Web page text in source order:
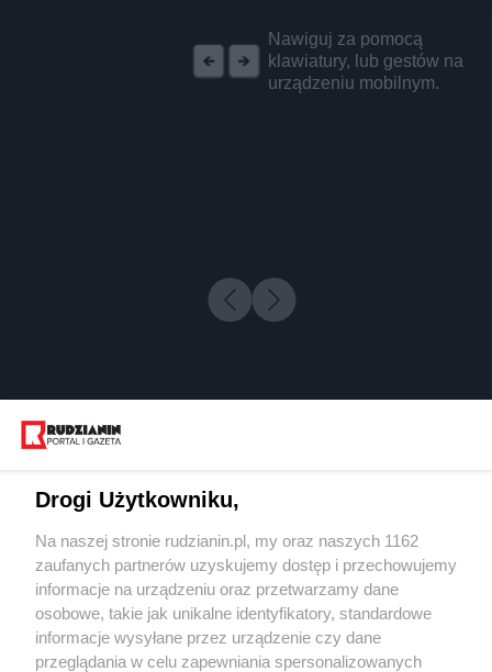
Nawiguj za pomocą
klawiatury, lub gestów na
urządzeniu mobilnym.
Wydawca mediów
Drogi Użytkowniku,
Na naszej stronie rudzianin.pl, my oraz naszych 1162
zaufanych partnerów uzyskujemy dostęp i przechowujemy
informacje na urządzeniu oraz przetwarzamy dane
osobowe, takie jak unikalne identyfikatory, standardowe
informacje wysyłane przez urządzenie czy dane
przeglądania w celu zapewniania spersonalizowanych